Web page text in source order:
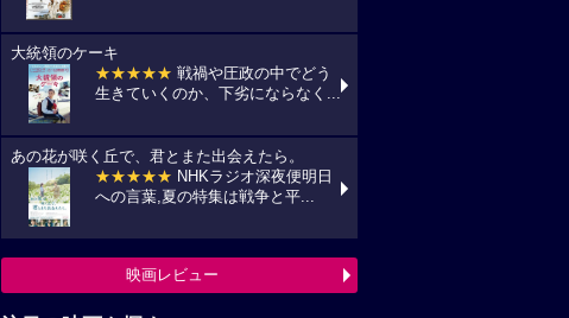
大統領のケーキ
★★★★★ 戦禍や圧政の中でどう
生きていくのか、下劣にならなく...
あの花が咲く丘で、君とまた出会えたら。
★★★★★ NHKラジオ深夜便明日
への言葉,夏の特集は戦争と平...
映画レビュー